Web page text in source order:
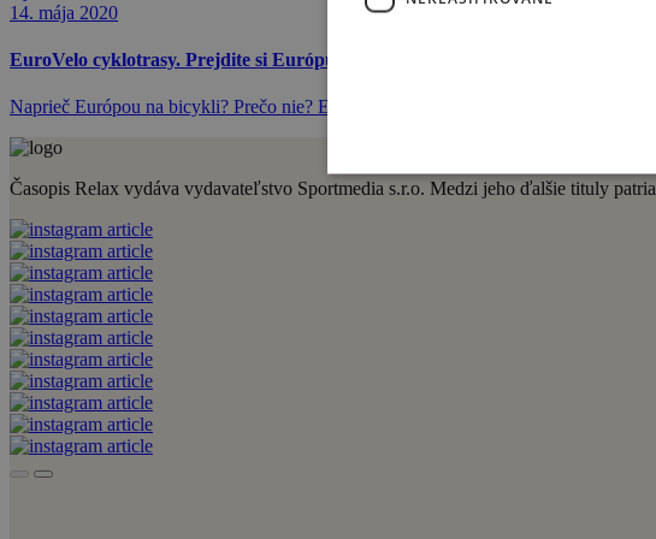
14. mája 2020
EuroVelo cyklotrasy. Prejdite si Európu na bicykli. Tri zo 16 európskych
Naprieč Európou na bicykli? Prečo nie? Európu prepája zatiaľ 16 diaľkových
Časopis Relax vydáva vydavateľstvo Sportmedia s.r.o. Medzi jeho ďalšie tituly